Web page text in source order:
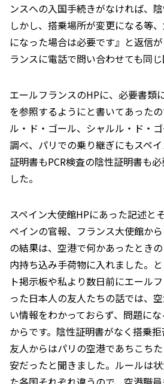
ンスへの入国手続きがなければ、陰
しかし、搭乗場所が変更になる等
になった場合は必要です』と返信
ランスに電話で問い合わせても同じ
エールフランスのHPに、必要書類
を参照するようにと書いてあった
ル・ド・ゴール、シャルル・ド・
調べ、パリでの乗り継ぎにもスペ
証明書もPCR検査の陰性証明書も
した。
スペイン大使館HPにあった記述と
ペインの官報、フランス大使館から
の結果は、空港で何かあったとき
内持ち込み手荷物に入れました。
ト掲示板や私より数日前にエール
った日本人の友人たちの話では、
い情報をわかっておらず、問題に
からです。陰性証明書がなく搭乗拒
友人からはパリの空港であちこち
安だったと聞きました。ルールは